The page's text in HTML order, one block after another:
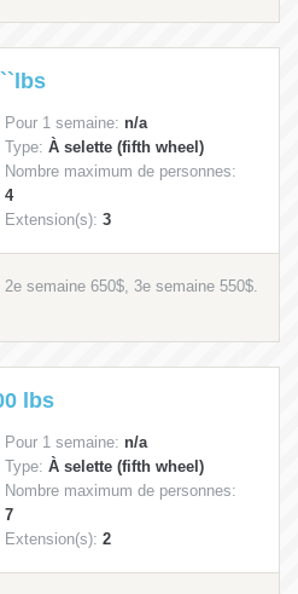
Pour 1 semaine: n/a
Type: À selette (fifth wheel)
Nombre maximum de personnes:
4
Extension(s): 3
semaine 650$, 3e semaine 550$.
lbs
Pour 1 semaine: n/a
Type: À selette (fifth wheel)
Nombre maximum de personnes:
7
Extension(s): 2